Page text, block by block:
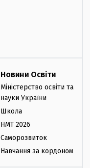
Новини Освіти
Міністерство освіти та
науки України
Школа
НМТ 2026
Саморозвиток
Навчання за кордоном